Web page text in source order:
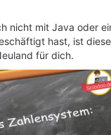
nicht mit Java oder
hast, ist
für dich.